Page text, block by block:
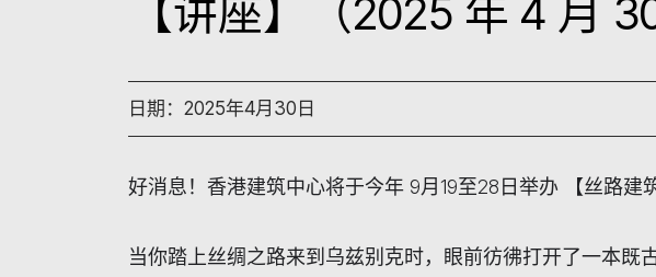
【讲座】（2025 年 4 月
日期：2025年4月30日
好消息！香港建筑中心将于今年 9月19至28 日举办 【丝路建
当你踏上丝绸之路来到乌兹别克时，眼前彷彿打开了一本既